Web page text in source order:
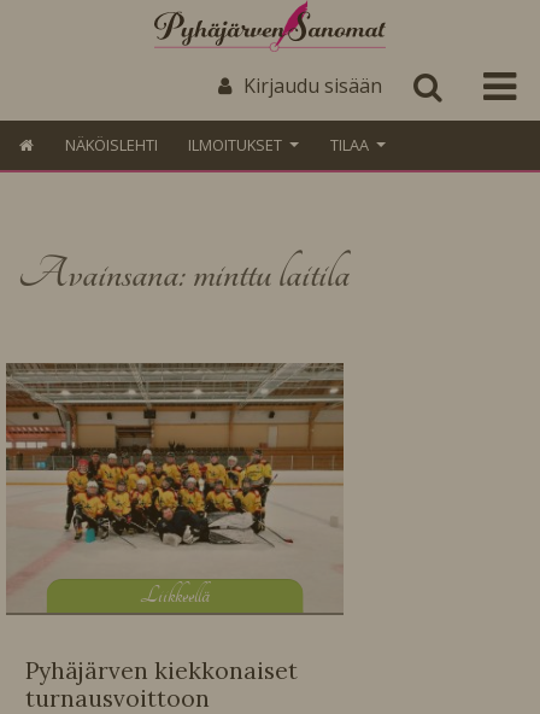
Kirjaudu sisään
NÄKÖISLEHTI ILMOITUKSET TILAA
Avainsana: minttu laitila
Liikkeellä
Pyhäjärven kiekkonaiset
turnausvoittoon